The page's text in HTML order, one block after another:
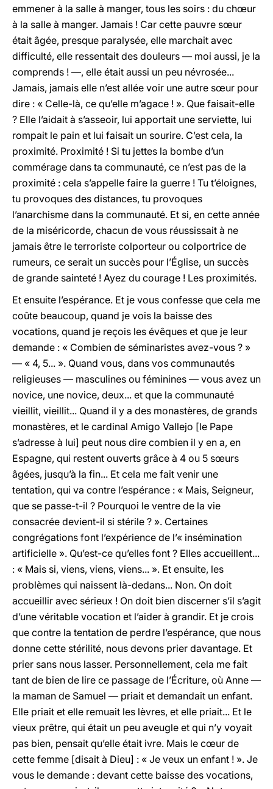
emmener à la salle à manger, tous les soirs : du chœur
à la salle à manger. Jamais ! Car cette pauvre sœur
était âgée, presque paralysée, elle marchait avec
difficulté, elle ressentait des douleurs — moi aussi, je la
comprends ! —, elle était aussi un peu névrosée...
Jamais, jamais elle n’est allée voir une autre sœur pour
dire : « Celle-là, ce qu’elle m’agace ! ». Que faisait-elle
? Elle l’aidait à s’asseoir, lui apportait une serviette, lui
rompait le pain et lui faisait un sourire. C’est cela, la
proximité. Proximité ! Si tu jettes la bombe d’un
commérage dans ta communauté, ce n’est pas de la
proximité : cela s’appelle faire la guerre ! Tu t’éloignes,
tu provoques des distances, tu provoques
l’anarchisme dans la communauté. Et si, en cette année
de la miséricorde, chacun de vous réussissait à ne
jamais être le terroriste colporteur ou colportrice de
rumeurs, ce serait un succès pour l’Église, un succès
de grande sainteté ! Ayez du courage ! Les proximités.
Et ensuite l’espérance. Et je vous confesse que cela me
coûte beaucoup, quand je vois la baisse des
vocations, quand je reçois les évêques et que je leur
demande : « Combien de séminaristes avez-vous ? »
— « 4, 5... ». Quand vous, dans vos communautés
religieuses — masculines ou féminines — vous avez un
novice, une novice, deux... et que la communauté
vieillit, vieillit... Quand il y a des monastères, de grands
monastères, et le cardinal Amigo Vallejo [le Pape
s’adresse à lui] peut nous dire combien il y en a, en
Espagne, qui restent ouverts grâce à 4 ou 5 sœurs
âgées, jusqu’à la fin... Et cela me fait venir une
tentation, qui va contre l’espérance : « Mais, Seigneur,
que se passe-t-il ? Pourquoi le ventre de la vie
consacrée devient-il si stérile ? ». Certaines
congrégations font l’expérience de l’« insémination
artificielle ». Qu’est-ce qu’elles font ? Elles accueillent...
: « Mais si, viens, viens, viens... ». Et ensuite, les
problèmes qui naissent là-dedans... Non. On doit
accueillir avec sérieux ! On doit bien discerner s’il s’agit
d’une véritable vocation et l’aider à grandir. Et je crois
que contre la tentation de perdre l’espérance, que nous
donne cette stérilité, nous devons prier davantage. Et
prier sans nous lasser. Personnellement, cela me fait
tant de bien de lire ce passage de l’Écriture, où Anne —
la maman de Samuel — priait et demandait un enfant.
Elle priait et elle remuait les lèvres, et elle priait... Et le
vieux prêtre, qui était un peu aveugle et qui n’y voyait
pas bien, pensait qu’elle était ivre. Mais le cœur de
cette femme [disait à Dieu] : « Je veux un enfant ! ». Je
vous le demande : devant cette baisse des vocations,